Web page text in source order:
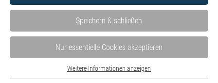
Speichern & schließen
Nur essentielle Cookies akzeptieren
Weitere Informationen anzeigen